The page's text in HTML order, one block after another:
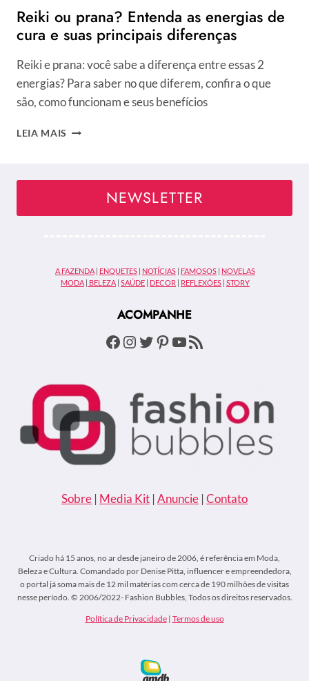
Reiki ou prana? Entenda as energias de
cura e suas principais diferenças
Reiki e prana: você sabe a diferença entre essas 2
energias? Para saber no que diferem, confira o que
são, como funcionam e seus benefícios
LEIA MAIS REIKI
ENERGIAS
DE
PRINCIPAIS
DIFERENÇAS
NEWSLETTER
A FAZENDA | ENQUETES | NOTÍCIAS | FAMOSOS | NOVELAS
MODA | BELEZA | SAÚDE | DECOR | REFLEXÕES | STORY
ACOMPANHE
Facebook
Instagram
Twitter
Pinterest
Youtube
Feed RSS
Sobre | Media Kit | Anuncie | Contato
Criado há 15 anos, no ar desde janeiro de 2006, é referência em Moda,
Beleza e Cultura. Comandado por Denise Pitta, influencer e empreendedora,
o portal já soma mais de 12 mil matérias com cerca de 190 milhões de visitas
nesse período. © 2006/2022- Fashion Bubbles, Todos os direitos reservados.
Política de Privacidade| Termos de uso